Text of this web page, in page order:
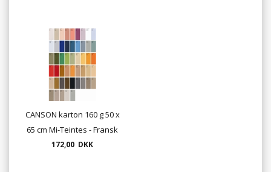
CANSON karton 160 g 50 x
65 cm Mi-Teintes - Fransk
karton (Pris pr. pk. med 10
172,00 DKK